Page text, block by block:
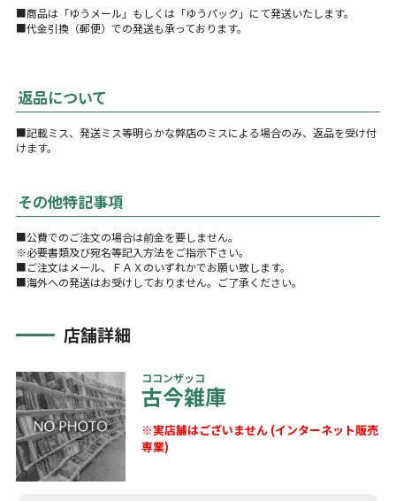
■商品は「ゆうメール」もしくは「ゆうパック」にて発送いたします。
■代金引換（郵便）での発送も承っております。
返品について
■記載ミス、発送ミス等明らかな弊店のミスによる場合のみ、返品を受け付
けます。
その他特記事項
■公費でのご注文の場合は前金を要しません。
※必要書類及び宛名等記入方法をご指示下さい。
■ご注文はメール、ＦＡＸのいずれかでお願い致します。
■海外への発送はお受けしておりません。ご了承ください。
店舗詳細
ココンザッコ
古今雑庫
※実店舗はございません (インターネット販売
専業)